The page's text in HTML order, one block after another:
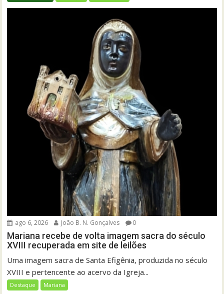
ago 6, 2026 João B. N. Gonçalves 0
Mariana recebe de volta imagem sacra do século
XVIII recuperada em site de leilões
Uma imagem sacra de Santa Efigênia, produzida no século
XVIII e pertencente ao acervo da Igreja...
Destaque Mariana